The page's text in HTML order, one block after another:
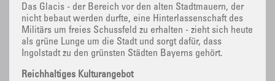
Das Glacis - der Bereich vor den alten Stadtmauern, der
nicht bebaut werden durfte, eine Hinterlassenschaft des
Militärs um freies Schussfeld zu erhalten - zieht sich heute
als grüne Lunge um die Stadt und sorgt dafür, dass
Ingolstadt zu den grünsten Städten Bayerns gehört.
Reichhaltiges Kulturangebot